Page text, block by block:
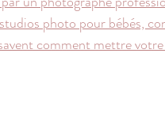
photo pour bébés,
comment mettre